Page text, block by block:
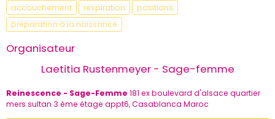
accouchement
respiration
positions
préparation à la naissance
Organisateur
Laetitia Rustenmeyer - Sage-femme
Reinescence - Sage-Femme 181 ex boulevard d'alsace quartier
mers sultan 3 ème étage appt6, Casablanca Maroc